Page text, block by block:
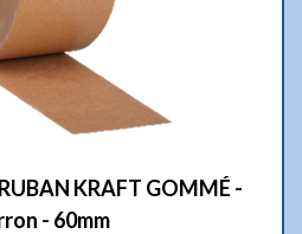
RUBAN KRAFT GOMMÉ -
- 60mm